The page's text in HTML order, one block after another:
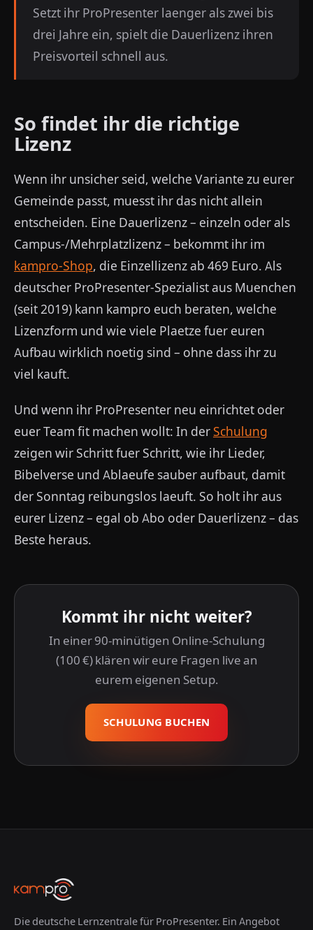
Setzt ihr ProPresenter laenger als zwei bis
drei Jahre ein, spielt die Dauerlizenz ihren
Preisvorteil schnell aus.
So findet ihr die richtige
Lizenz
Wenn ihr unsicher seid, welche Variante zu eurer
Gemeinde passt, muesst ihr das nicht allein
entscheiden. Eine Dauerlizenz – einzeln oder als
Campus-/Mehrplatzlizenz – bekommt ihr im
kampro-Shop, die Einzellizenz ab 469 Euro. Als
deutscher ProPresenter-Spezialist aus Muenchen
(seit 2019) kann kampro euch beraten, welche
Lizenzform und wie viele Plaetze fuer euren
Aufbau wirklich noetig sind – ohne dass ihr zu
viel kauft.
Und wenn ihr ProPresenter neu einrichtet oder
euer Team fit machen wollt: In derSchulung
zeigen wir Schritt fuer Schritt, wie ihr Lieder,
Bibelverse und Ablaeufe sauber aufbaut, damit
der Sonntag reibungslos laeuft. So holt ihr aus
eurer Lizenz – egal ob Abo oder Dauerlizenz – das
Beste heraus.
Kommt ihr nicht weiter?
In einer 90-minütigen Online-Schulung
(100 €) klären wir eure Fragen live an
eurem eigenen Setup.
SCHULUNG BUCHEN
Die deutsche Lernzentrale für ProPresenter. Ein Angebot